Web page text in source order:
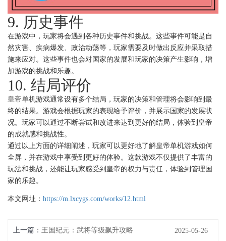
9. 历史事件
在游戏中，玩家将会遇到各种历史事件和挑战。这些事件可能是自
然灾害、疾病爆发、政治动荡等，玩家需要及时做出反应并采取措
施来应对。这些事件也会对国家的发展和玩家的决策产生影响，增
加游戏的挑战和乐趣。
10. 结局评价
皇帝单机游戏通常设有多个结局，玩家的决策和管理将会影响到最
终的结果。游戏会根据玩家的表现给予评价，并展示国家的发展状
况。玩家可以通过不断尝试和改进来达到更好的结局，体验到皇帝
的成就感和挑战性。
通过以上方面的详细阐述，玩家可以更好地了解皇帝单机游戏如何
全屏，并在游戏中享受到更好的体验。这款游戏不仅提供了丰富的
玩法和挑战，还能让玩家感受到皇帝的权力与责任，体验到管理国
家的乐趣。
本文网址： https://m.lxcygs.com/works/12.html
上一篇： 王国纪元：武将等级飙升攻略 2025-05-26